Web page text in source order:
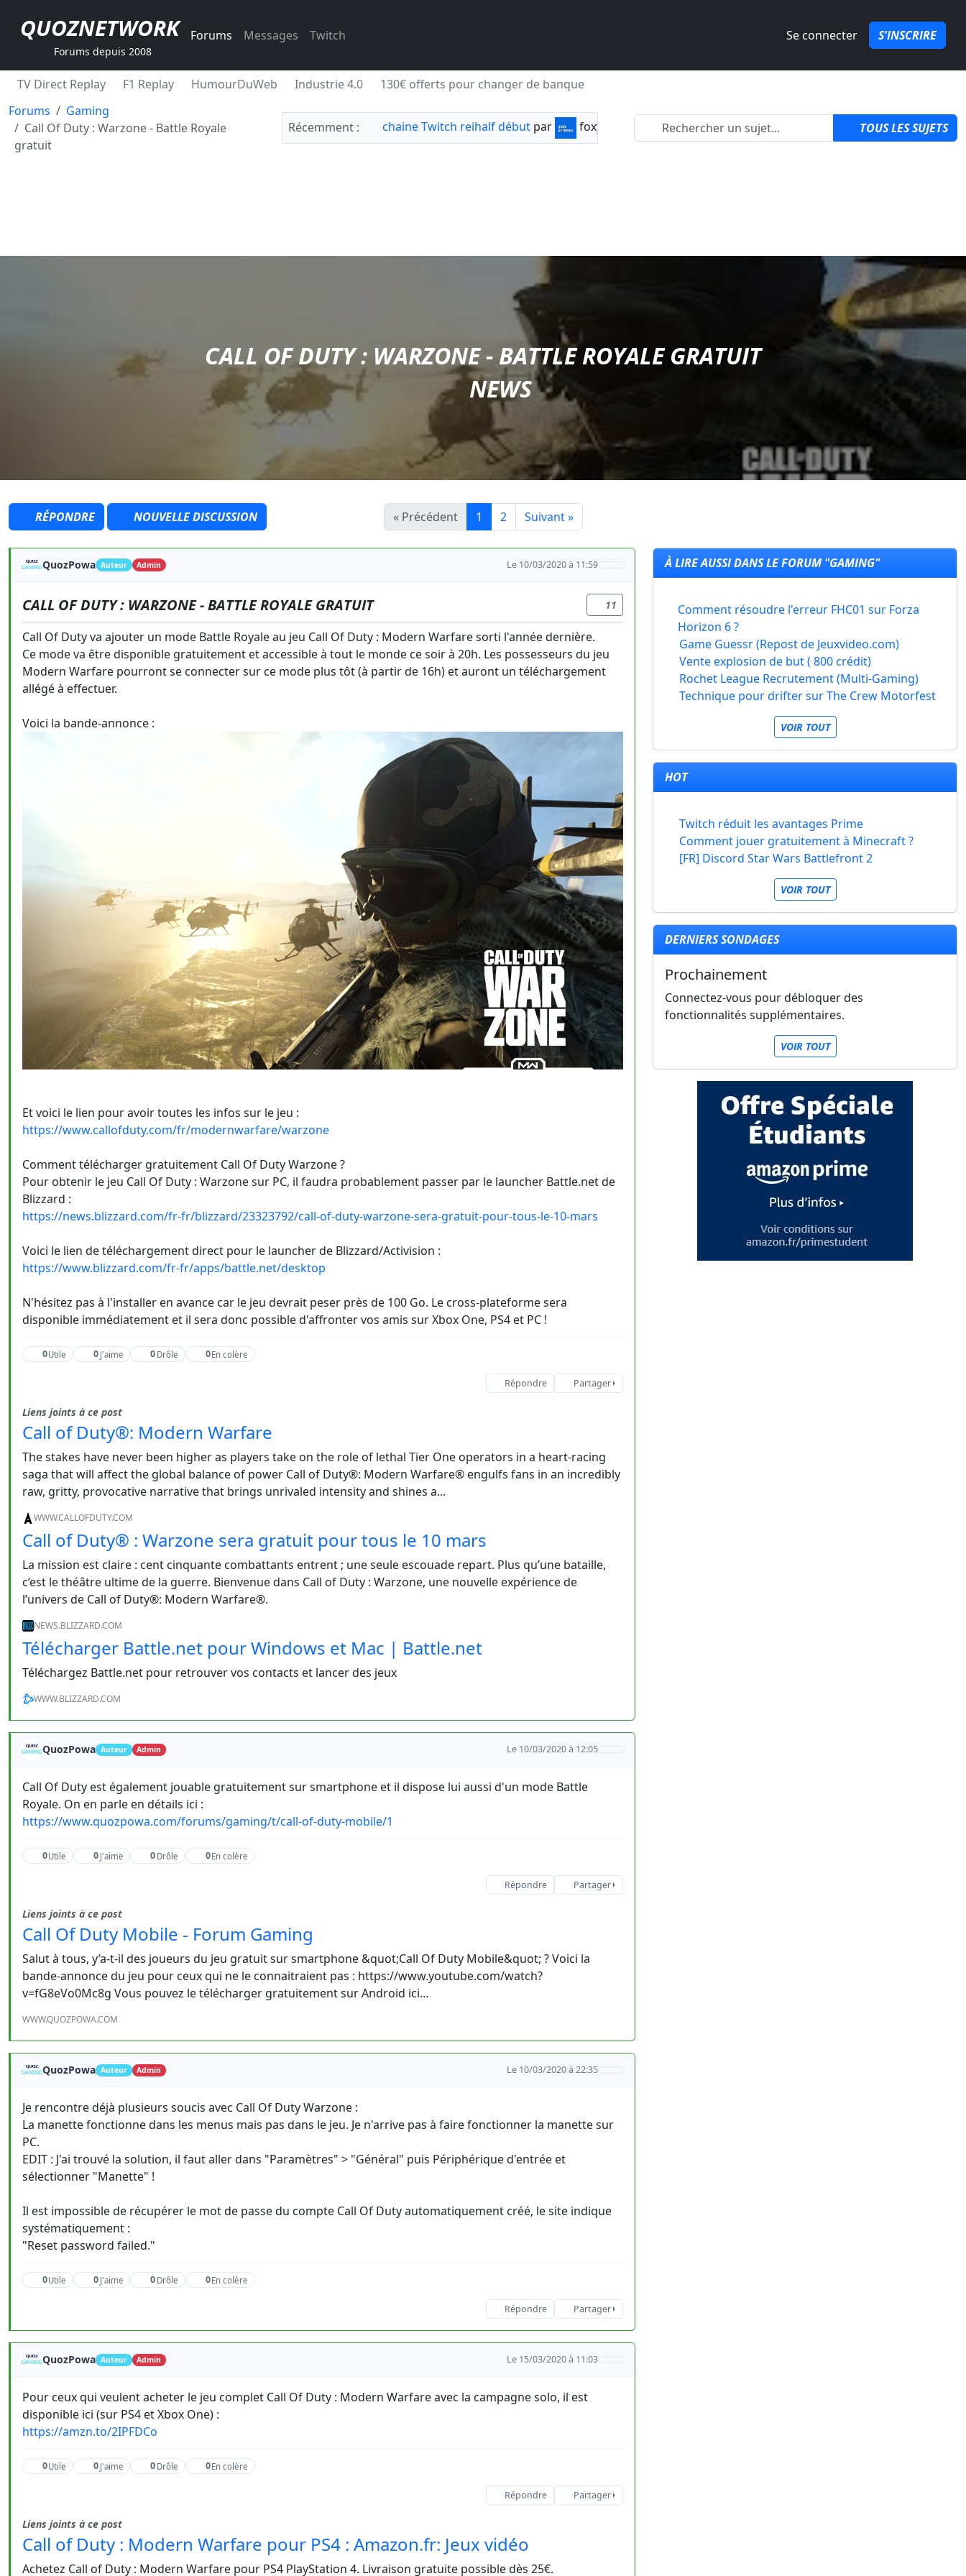
QUOZNETWORK
Forums depuis 2008
Forums Messages Twitch Se connecter S'INSCRIRE
TV Direct Replay F1 Replay HumourDuWeb Industrie 4.0
130€ offerts pour changer de banque
Forums
Gaming
Call Of Duty : Warzone - Battle Royale
gratuit
Récemment : chaine Twitch reihalf début par foxylabnyy 2 TOUS LES SUJETS
CALL OF DUTY : WARZONE - BATTLE ROYALE GRATUIT
NEWS
RÉPONDRE NOUVELLE DISCUSSION « Précédent 1 2 Suivant »
QuozPowa Auteur Admin Le 10/03/2020 à 11:59
CALL OF DUTY : WARZONE - BATTLE ROYALE GRATUIT 11
Call Of Duty va ajouter un mode Battle Royale au jeu Call Of Duty : Modern Warfare sorti l'année dernière.
Ce mode va être disponible gratuitement et accessible à tout le monde ce soir à 20h. Les possesseurs du jeu
Modern Warfare pourront se connecter sur ce mode plus tôt (à partir de 16h) et auront un téléchargement
allégé à effectuer.
Voici la bande-annonce :
Et voici le lien pour avoir toutes les infos sur le jeu :
https://www.callofduty.com/fr/modernwarfare/warzone
Comment télécharger gratuitement Call Of Duty Warzone ?
Pour obtenir le jeu Call Of Duty : Warzone sur PC, il faudra probablement passer par le launcher Battle.net de
Blizzard :
https://news.blizzard.com/fr-fr/blizzard/23323792/call-of-duty-warzone-sera-gratuit-pour-tous-le-10-mars
Voici le lien de téléchargement direct pour le launcher de Blizzard/Activision :
https://www.blizzard.com/fr-fr/apps/battle.net/desktop
N'hésitez pas à l'installer en avance car le jeu devrait peser près de 100 Go. Le cross-plateforme sera
disponible immédiatement et il sera donc possible d'affronter vos amis sur Xbox One, PS4 et PC !
0Utile 0 J'aime 0 Drôle 0En colère
Répondre Partager
Liens joints à ce post
Call of Duty®: Modern Warfare
The stakes have never been higher as players take on the role of lethal Tier One operators in a heart-racing
saga that will affect the global balance of power Call of Duty®: Modern Warfare® engulfs fans in an incredibly
raw, gritty, provocative narrative that brings unrivaled intensity and shines a...
WWW.CALLOFDUTY.COM
Call of Duty® : Warzone sera gratuit pour tous le 10 mars
La mission est claire : cent cinquante combattants entrent ; une seule escouade repart. Plus qu’une bataille,
c’est le théâtre ultime de la guerre. Bienvenue dans Call of Duty : Warzone, une nouvelle expérience de
l’univers de Call of Duty®: Modern Warfare®.
NEWS.BLIZZARD.COM
Télécharger Battle.net pour Windows et Mac | Battle.net
Téléchargez Battle.net pour retrouver vos contacts et lancer des jeux
WWW.BLIZZARD.COM
QuozPowa Auteur Admin Le 10/03/2020 à 12:05
Call Of Duty est également jouable gratuitement sur smartphone et il dispose lui aussi d'un mode Battle
Royale. On en parle en détails ici :
https://www.quozpowa.com/forums/gaming/t/call-of-duty-mobile/1
0Utile 0 J'aime 0 Drôle 0En colère
Répondre Partager
Liens joints à ce post
Call Of Duty Mobile - Forum Gaming
Salut à tous, y’a-t-il des joueurs du jeu gratuit sur smartphone &quot;Call Of Duty Mobile&quot; ? Voici la
bande-annonce du jeu pour ceux qui ne le connaitraient pas : https://www.youtube.com/watch?
v=fG8eVo0Mc8g Vous pouvez le télécharger gratuitement sur Android ici…
WWW.QUOZPOWA.COM
QuozPowa Auteur Admin Le 10/03/2020 à 22:35
Je rencontre déjà plusieurs soucis avec Call Of Duty Warzone :
La manette fonctionne dans les menus mais pas dans le jeu. Je n'arrive pas à faire fonctionner la manette sur
PC.
EDIT : J'ai trouvé la solution, il faut aller dans "Paramètres" > "Général" puis Périphérique d'entrée et
sélectionner "Manette" !
Il est impossible de récupérer le mot de passe du compte Call Of Duty automatiquement créé, le site indique
systématiquement :
"Reset password failed."
0Utile 0 J'aime 0 Drôle 0En colère
Répondre Partager
QuozPowa Auteur Admin Le 15/03/2020 à 11:03
Pour ceux qui veulent acheter le jeu complet Call Of Duty : Modern Warfare avec la campagne solo, il est
disponible ici (sur PS4 et Xbox One) :
https://amzn.to/2IPFDCo
0Utile 0 J'aime 0 Drôle 0En colère
Répondre Partager
Liens joints à ce post
Call of Duty : Modern Warfare pour PS4 : Amazon.fr: Jeux vidéo
Achetez Call of Duty : Modern Warfare pour PS4 PlayStation 4. Livraison gratuite possible dès 25€.
À LIRE AUSSI DANS LE FORUM "GAMING"
Comment résoudre l'erreur FHC01 sur Forza
Horizon 6 ?
Game Guessr (Repost de Jeuxvideo.com)
Vente explosion de but ( 800 crédit)
Rochet League Recrutement (Multi-Gaming)
Technique pour drifter sur The Crew Motorfest
VOIR TOUT
HOT
Twitch réduit les avantages Prime
Comment jouer gratuitement à Minecraft ?
[FR] Discord Star Wars Battlefront 2
VOIR TOUT
DERNIERS SONDAGES
Prochainement
Connectez-vous pour débloquer des
fonctionnalités supplémentaires.
VOIR TOUT